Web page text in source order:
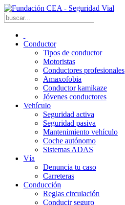
Conductor
Tipos de conductor
Motoristas
Conductores profesionales
Amaxofobia
Conductor kamikaze
Jóvenes conductores
Vehículo
Seguridad activa
Seguridad pasiva
Mantenimiento vehículo
Coche autónomo
Sistemas ADAS
Vía
Denuncia tu caso
Carreteras
Conducción
Reglas circulación
Conducir seguro